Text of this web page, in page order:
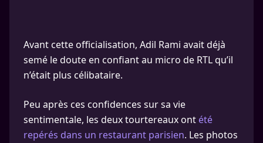
Avant cette officialisation, Adil Rami avait déjà
semé le doute en confiant au micro de RTL qu’il
n’était plus célibataire.
Peu après ces confidences sur sa vie
sentimentale, les deux tourtereaux ont été
repérés dans un restaurant parisien. Les photos